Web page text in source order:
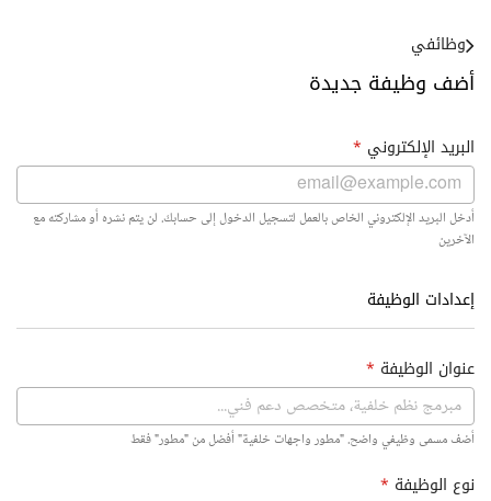
أضف وظيفة جديدة
وظائفي
البريد الإلكتروني *
أدخل البريد الإلكتروني الخاص بالعمل لتسجيل الدخول إلى حسابك. لن يتم نشره أو مشاركته مع
الآخرين
إعدادات الوظيفة
عنوان الوظيفة *
أضف مسمى وظيفي واضح. "مطور واجهات خلفية" أفضل من "مطور" فقط
نوع الوظيفة *